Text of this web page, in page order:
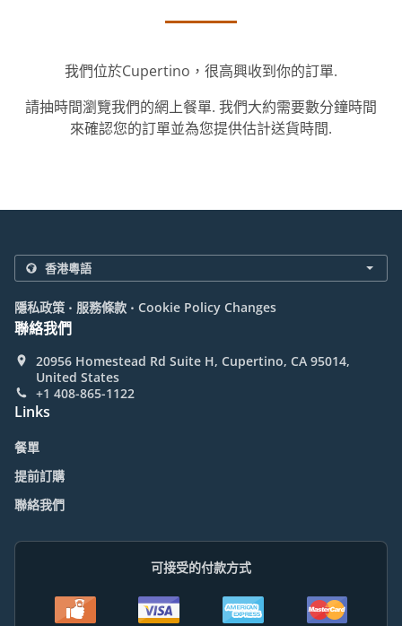
我們位於Cupertino，很高興收到你的訂單.
請抽時間瀏覽我們的網上餐單. 我們大約需要數分鐘時間
來確認您的訂單並為您提供估計送貨時間.
隱私政策 . 服務條款 . Cookie Policy Changes
聯絡我們
20956 Homestead Rd Suite H, Cupertino, CA 95014,
United States
+1 408-865-1122
Links
餐單
提前訂購
聯絡我們
可接受的付款方式